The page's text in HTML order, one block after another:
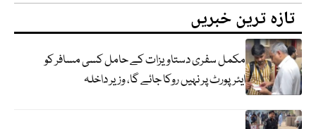
تازہ ترین خبریں
مکمل سفری دستاویزات کے حامل کسی مسافر کو
ایئرپورٹ پر نہیں روکا جائے گا، وزیر داخلہ